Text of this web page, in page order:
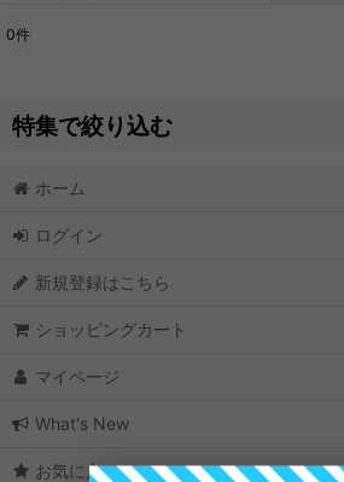
並び順:
0件
特集で絞り込む
ニードルフェルト 汎用針
ニードルフェルト ベース羊毛としてお勧め
色羊毛 お勧め
ホーム
ログイン
新規登録はこちら
ショッピングカート
マイページ
What's New
お気に入り